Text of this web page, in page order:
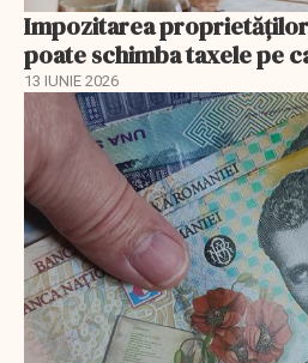
Impozitarea
poate schimba taxele pe
13 IUNIE 2026